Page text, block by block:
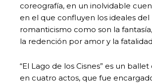
coreografía, en un inolvidable
en el que confluyen los ideales del
romanticismo como son la
la redención por amor y la
“El Lago de los Cisnes” es un
en cuatro actos, que fue